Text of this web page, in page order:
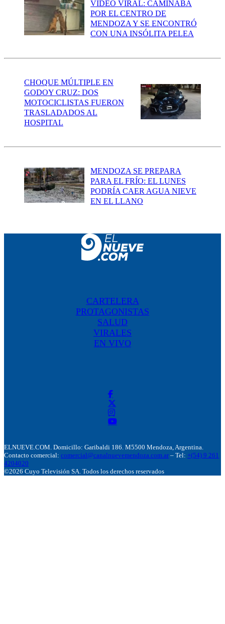
VIDEO VIRAL: CAMINABA
POR EL CENTRO DE
MENDOZA Y SE ENCONTRÓ
CON UNA INSÓLITA PELEA
CHOQUE MÚLTIPLE EN
GODOY CRUZ: DOS
MOTOCICLISTAS FUERON
TRASLADADOS AL
HOSPITAL
MENDOZA SE PREPARA
PARA EL FRÍO: EL LUNES
PODRÍA CAER AGUA NIEVE
EN EL LLANO
CARTELERA
PROTAGONISTAS
SALUD
VIRALES
EN VIVO
ELNUEVE.COM. Domicillo: Garibaldi 186. M5500 Mendoza, Argentina.
Contacto comercial: comercial@canalnuevemendoza.com.ar – Tel: +(54) 9 261
4204020
©2026 Cuyo Televisión SA. Todos los derechos reservados